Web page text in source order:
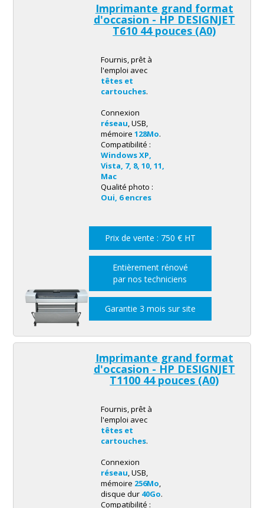
Imprimante grand format
d'occasion - HP DESIGNJET
T610 44 pouces (A0)
Fournis, prêt à
l'emploi avec
têtes et
cartouches.
Connexion
réseau, USB,
mémoire 128Mo.
Compatibilité :
Windows XP,
Vista, 7, 8, 10, 11,
Mac
Qualité photo :
Oui, 6 encres
Prix de vente : 750 € HT
Entièrement rénové
par nos techniciens
Garantie 3 mois sur site
Imprimante grand format
d'occasion - HP DESIGNJET
T1100 44 pouces (A0)
Fournis, prêt à
l'emploi avec
têtes et
cartouches.
Connexion
réseau, USB,
mémoire 256Mo,
disque dur 40Go.
Compatibilité :